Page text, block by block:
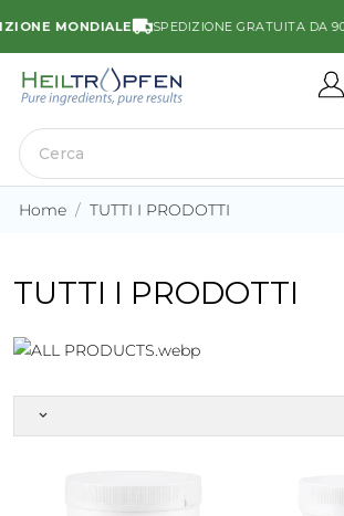
MONDIALE SPEDIZIONE GRATUITA DA 90 € (UE)
Home TUTTI I PRODOTTI
TUTTI I PRODOTTI
keyboard_arrow_down